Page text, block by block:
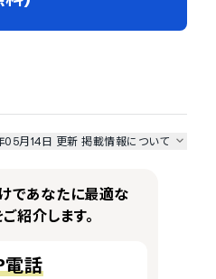
05月14日 更新掲載情報について
のサービスデータを参照しています。
集部 情報取得元
であなたに最適な
紹介します。
話